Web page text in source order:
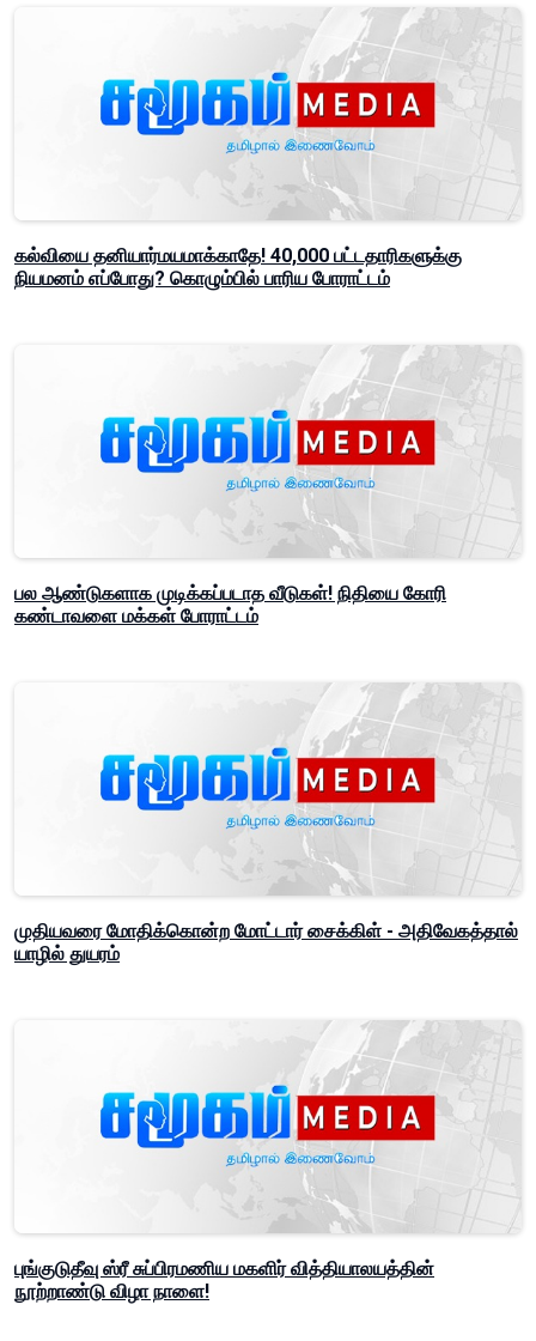
கல்வியை தனியார்மயமாக்காதே! 40,000 பட்டதாரிகளுக்கு
நியமனம் எப்போது? கொழும்பில் பாரிய போராட்டம்
பல ஆண்டுகளாக முடிக்கப்படாத வீடுகள்! நிதியை கோரி
கண்டாவளை மக்கள் போராட்டம்
முதியவரை மோதிக்கொன்ற மோட்டார் சைக்கிள் - அதிவேகத்தால்
யாழில் துயரம்
புங்குடுதீவு ஸ்ரீ சுப்பிரமணிய மகளிர் வித்தியாலயத்தின்
நூற்றாண்டு விழா நாளை!